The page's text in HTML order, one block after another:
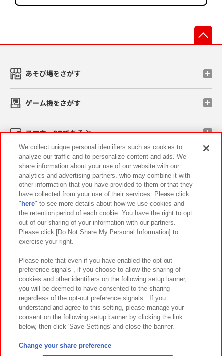
あそび場をさがす
ゲーム機をさがす
スマホ・PCであそぶ
イベント・キャンペーン
関連会社 サステナビリティ サイトポリシー
プライバシーポリシー ウェブアクセシビリティ方針と検証結果
お取引先さまとともに
カスタマーハラスメント対応方針 よくあるご質問・お問い合わせ
©Bandai Namco Amusement Inc.
©Bandai Namco Amusement Lab Inc.
We collect unique personal identifiers such as cookies to
analyze our traffic and to personalize content and ads. We
share information about your use of our website with our
analytics and advertising partners, who may combine it with
other information that you have provided to them or that they
have collected from your use of their services. Please click
" here" to see more details about how we use cookies and
the retention period of each cookie. You have the right to opt
out of our sharing of your information with our partners.
Please click [Do Not Share My Personal Information] to
exercise your right.
Please note that even if you have enabled the opt-out
preference signals , if you choose to allow the sharing of
cookies and other identifiers on the following setup banner,
you will be deemed to have consented to the sharing
regardless of the opt-out preference signals . If you
understand and agree to this setting, please manage your
consent on the following setup banner by clicking the link
below, then click 'Save Settings' and close the banner.
Change your share preference